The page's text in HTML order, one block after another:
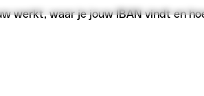
werkt, waar je jouw IBAN vindt en